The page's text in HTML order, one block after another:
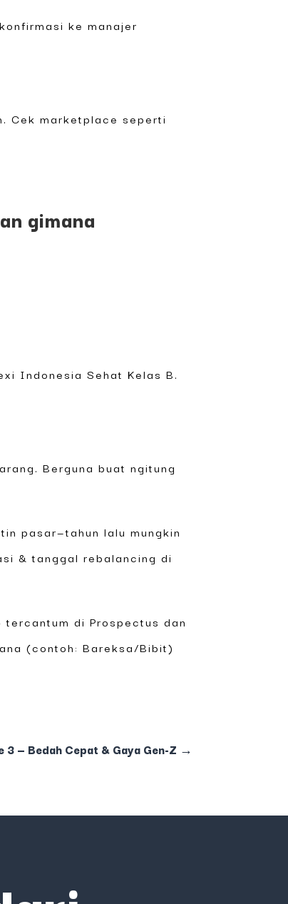
ke manajer
Cek marketplace seperti
gimana
Indonesia Sehat Kelas B.
Berguna buat ngitung
pasar—tahun lalu mungkin
& tanggal rebalancing di
tercantum di Prospectus dan
(contoh: Bareksa/Bibit)
— Bedah Cepat & Gaya Gen-Z →